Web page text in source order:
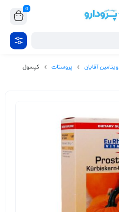
0
ویتامین آقایان پروستات
کپسول